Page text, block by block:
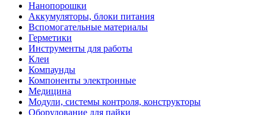
Нанопорошки
Аккумуляторы, блоки питания
Вспомогательные материалы
Герметики
Инструменты для работы
Клеи
Компаунды
Компоненты электронные
Медицина
Модули, системы контроля, конструкторы
Оборудование для пайки